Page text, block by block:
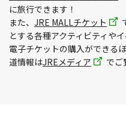
に旅行できます！
また、 JRE MALLチケット
とする各種アクティビティや
電子チケットの購入ができる
道情報はJREメディア でご